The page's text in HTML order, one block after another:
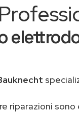
riparazioni